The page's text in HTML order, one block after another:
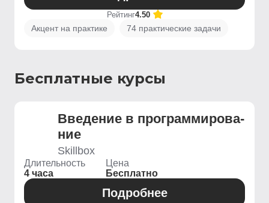
Рейтинг4.50
Акцент на практике 74 практические задачи
Бесплатные курсы
Введение ­в программирова­
ние
Skillbox
Длительность
4 часа
Цена
Бесплатно
Подробнее